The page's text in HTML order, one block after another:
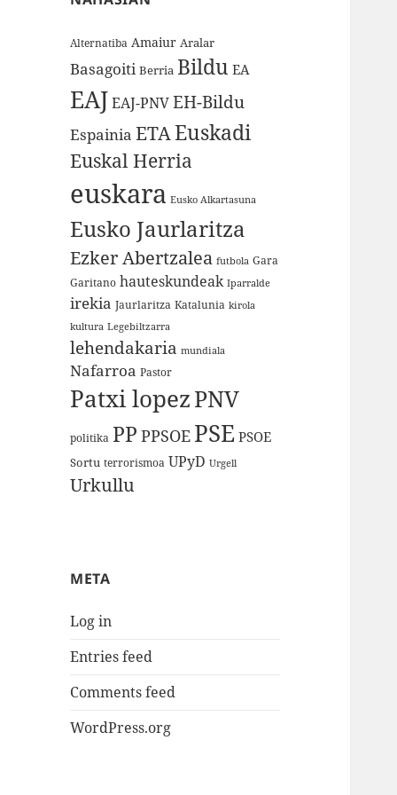
Alternatiba Amaiur Aralar
Basagoiti Berria Bildu EA
EAJEAJ-PNVEH-Bildu
Espainia ETAEuskadi
Euskal Herria
euskara Eusko Alkartasuna
Eusko Jaurlaritza
Ezker Abertzalea futbola Gara
Garitano hauteskundeak Iparralde
irekia Jaurlaritza Katalunia kirola
kultura Legebiltzarra
lehendakaria mundiala
Nafarroa Pastor
Patxi lopezPNV
politika PP PPSOE PSE PSOE
Sortu terrorismoa UPyD Urgell
Urkullu
META
Log in
Entries feed
Comments feed
WordPress.org